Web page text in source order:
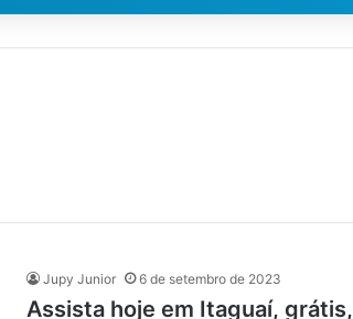
Jupy Junior 6 de setembro de 2023
Assista hoje em Itaguaí, grátis,